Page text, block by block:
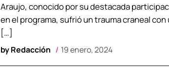
byRedacción 19 enero, 2024
Araujo, conocido por su destacada
en el programa, sufrió un trauma craneal con
[…]